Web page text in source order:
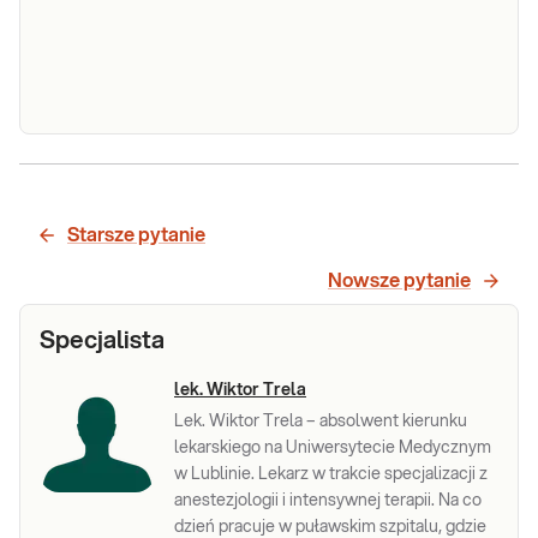
OB
OB. OB (odczyn Biernackiego) - szybkość
przewlekłe stany zapalne organizmu, infekcje
(głównie bakteryjnych), zmiany składu i proporcji
Starsze pytanie
Nowsze pytanie
Specjalista
lek. Wiktor Trela
Lek. Wiktor Trela – absolwent kierunku
lekarskiego na Uniwersytecie Medycznym
w Lublinie. Lekarz w trakcie specjalizacji z
anestezjologii i intensywnej terapii. Na co
dzień pracuje w puławskim szpitalu, gdzie